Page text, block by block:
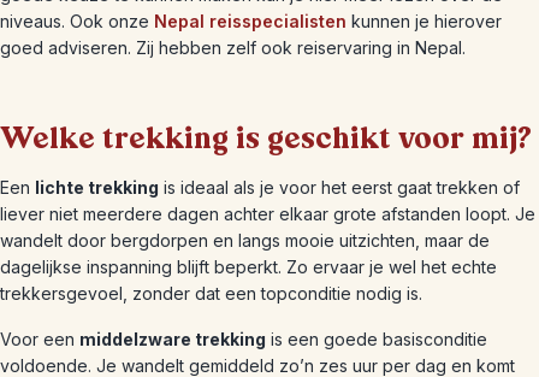
niveaus. Ook onze Nepal reisspecialisten kunnen je hierover
goed adviseren. Zij hebben zelf ook reiservaring in Nepal.
Welke trekking is geschikt voor mij?
Een lichte trekking is ideaal als je voor het eerst gaat trekken of
liever niet meerdere dagen achter elkaar grote afstanden loopt. Je
wandelt door bergdorpen en langs mooie uitzichten, maar de
dagelijkse inspanning blijft beperkt. Zo ervaar je wel het echte
trekkersgevoel, zonder dat een topconditie nodig is.
Voor een middelzware trekking is een goede basisconditie
voldoende. Je wandelt gemiddeld zo’n zes uur per dag en komt